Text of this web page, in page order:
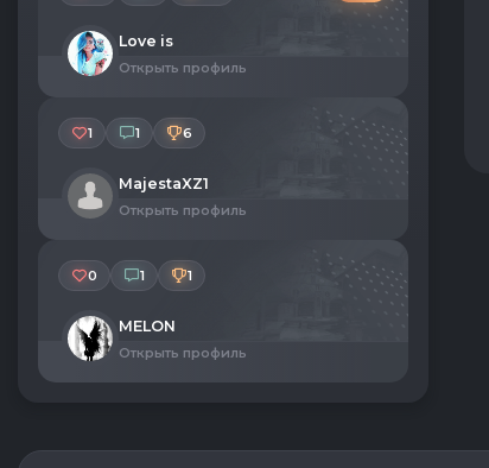
Love is
Открыть профиль
MajestaXZ1
Открыть профиль
1 1 6
MELON
Открыть профиль
0 1 1